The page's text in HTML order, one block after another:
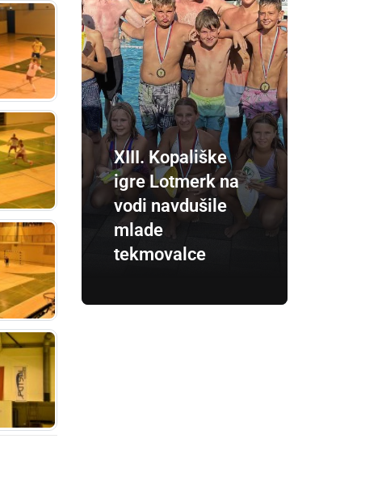
XIII. Kopališke
igre Lotmerk na
vodi navdušile
mlade
tekmovalce